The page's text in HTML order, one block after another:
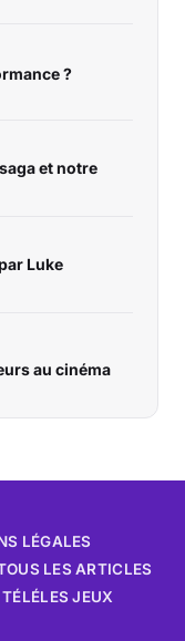
?
et notre
Luke
au cinéma
LÉGALES
LES ARTICLES
LES JEUX